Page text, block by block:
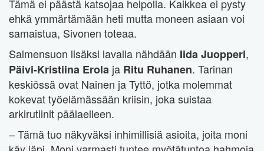
Tämä ei päästä katsojaa helpolla. Kaikkea ei pysty
ehkä ymmärtämään heti mutta moneen asiaan voi
samaistua, Sivonen toteaa.
Salmensuon lisäksi lavalla nähdään Iida Juopperi,
Päivi-Kristiina Erola ja Ritu Ruhanen. Tarinan
keskiössä ovat Nainen ja Tyttö, jotka molemmat
kokevat työelämässään kriisin, joka suistaa
arkirutiinit päälaelleen.
– Tämä tuo näkyväksi inhimillisiä asioita, joita moni